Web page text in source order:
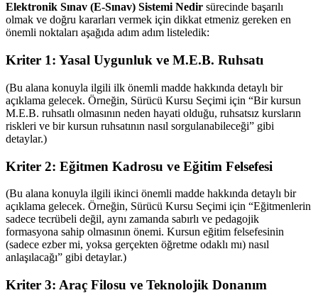
Elektronik Sınav (E-Sınav) Sistemi Nedir sürecinde başarılı
olmak ve doğru kararları vermek için dikkat etmeniz gereken en
önemli noktaları aşağıda adım adım listeledik:
Kriter 1: Yasal Uygunluk ve M.E.B. Ruhsatı
(Bu alana konuyla ilgili ilk önemli madde hakkında detaylı bir
açıklama gelecek. Örneğin, Sürücü Kursu Seçimi için “Bir kursun
M.E.B. ruhsatlı olmasının neden hayati olduğu, ruhsatsız kursların
riskleri ve bir kursun ruhsatının nasıl sorgulanabileceği” gibi
detaylar.)
Kriter 2: Eğitmen Kadrosu ve Eğitim Felsefesi
(Bu alana konuyla ilgili ikinci önemli madde hakkında detaylı bir
açıklama gelecek. Örneğin, Sürücü Kursu Seçimi için “Eğitmenlerin
sadece tecrübeli değil, aynı zamanda sabırlı ve pedagojik
formasyona sahip olmasının önemi. Kursun eğitim felsefesinin
(sadece ezber mi, yoksa gerçekten öğretme odaklı mı) nasıl
anlaşılacağı” gibi detaylar.)
Kriter 3: Araç Filosu ve Teknolojik Donanım